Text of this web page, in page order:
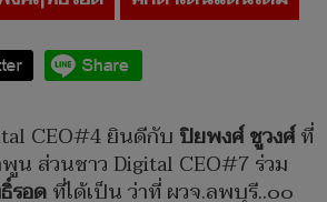
CEO#4 ยินดีกับ ปิยพงศ์ ชูวงศ์ที่
น ส่วนชาว Digital CEO#7 ร่วม
รอดที่ได้เป็น ว่าที่ ผวจ.ลพบุรี..๐๐